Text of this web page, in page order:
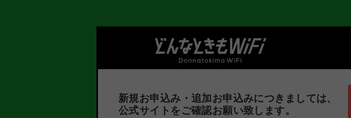
新規お申込み・追加お申込みにつきましては、
公式サイトをご確認お願い致します。